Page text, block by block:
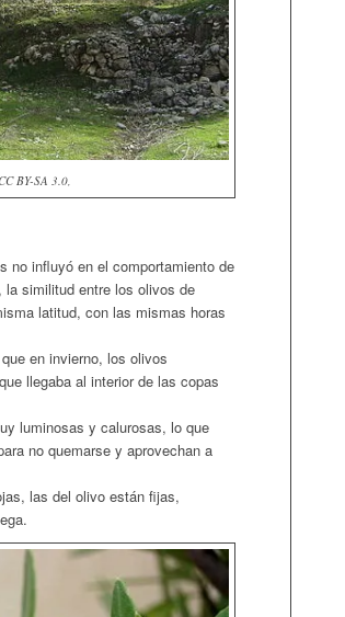
BY-SA 3.0,
no influyó en el comportamiento de
similitud entre los olivos de
latitud, con las mismas horas
en invierno, los olivos
llegaba al interior de las copas
luminosas y calurosas, lo que
no quemarse y aprovechan a
las del olivo están fijas,